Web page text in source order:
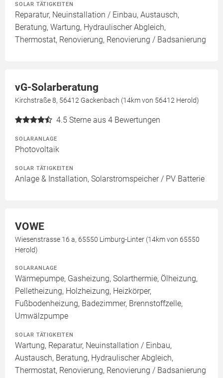
SOLAR TÄTIGKEITEN
Reparatur, Neuinstallation / Einbau, Austausch,
Beratung, Wartung, Hydraulischer Abgleich,
Thermostat, Renovierung, Renovierung / Badsanierung
vG-Solarberatung
Kirchstraße 8, 56412 Gackenbach (14km von 56412 Herold)
4.5 Sterne aus 4 Bewertungen
SOLARANLAGE
Photovoltaik
SOLAR TÄTIGKEITEN
Anlage & Installation, Solarstromspeicher / PV Batterie
VOWE
Wiesenstrasse 16 a, 65550 Limburg-Linter (14km von 65550
Herold)
SOLARANLAGE
Wärmepumpe, Gasheizung, Solarthermie, Ölheizung,
Pelletheizung, Holzheizung, Heizkörper,
Fußbodenheizung, Badezimmer, Brennstoffzelle,
Umwälzpumpe
SOLAR TÄTIGKEITEN
Wartung, Reparatur, Neuinstallation / Einbau,
Austausch, Beratung, Hydraulischer Abgleich,
Thermostat, Renovierung, Renovierung / Badsanierung